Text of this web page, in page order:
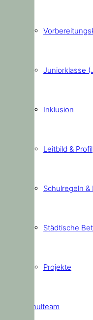
Juniorklasse
Inklusion
Leitbild & Profil
Schulregeln
Städtische
Projekte
Schulteam